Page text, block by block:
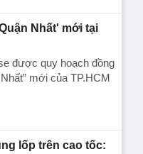
Nhất' mới tại
được quy hoạch đồng
mới của TP.HCM
lốp trên cao tốc: